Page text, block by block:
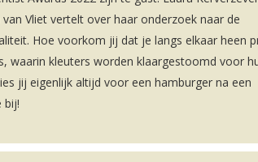
Vliet vertelt over haar onderzoek naar de
Hoe voorkom jij dat je langs elkaar heen
waarin kleuters worden klaargestoomd voor
jij eigenlijk altijd voor een hamburger na een
bij!